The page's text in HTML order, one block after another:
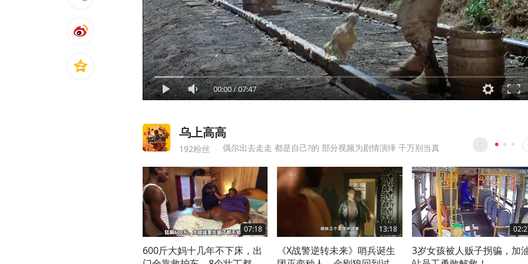
00:00/07:47
乌上高高
192粉丝 偶尔出去走走 都是自己?的 部分视频为剧情演绎 千万别当真
07:18
600斤大妈十几年不下床，出
13:18
《X战警逆转未来》哨兵诞生
3岁女孩被人贩子拐骗，加